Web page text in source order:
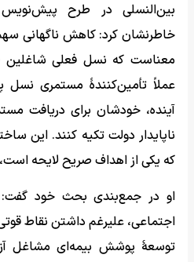
بین‌النسلی در طرح پیش‌نویس
معناست که نسل فعلی شاغلین
عملاً تأمین‌کنندۀ مستمری نسل
آینده، خودشان برای دریافت
ناپایدار دولت تکیه کنند. این
که یکی از اهداف صریح لایحه
او در جمع‌بندی بحث خود گفت:
اجتماعی، علیرغم داشتن نقاط
توسعۀ پوشش بیمه‌ای مشاغل